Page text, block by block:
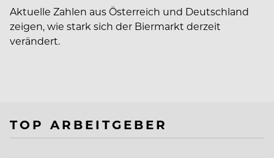
Aktuelle Zahlen aus Österreich und Deutschland
zeigen, wie stark sich der Biermarkt derzeit
verändert.
TOP ARBEITGEBER